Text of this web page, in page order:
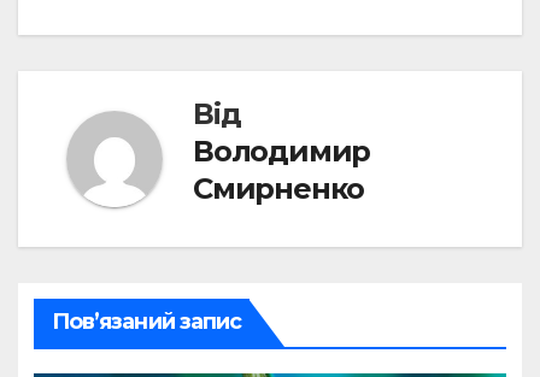
Від
Володимир
Смирненко
Пов’язаний запис